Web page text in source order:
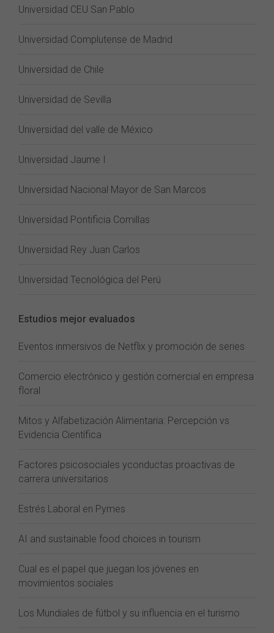
Universidad CEU San Pablo
Universidad Complutense de Madrid
Universidad de Chile
Universidad de Sevilla
Universidad del valle de México
Universidad Jaume I
Universidad Nacional Mayor de San Marcos
Universidad Pontificia Comillas
Universidad Rey Juan Carlos
Universidad Tecnológica del Perú
Estudios mejor evaluados
Eventos inmersivos de Netflix y promoción de series
Comercio electrónico y gestión comercial en empresa
floral
Mitos y Alfabetización Alimentaria: Percepción vs
Evidencia Científica
Factores psicosociales yconductas proactivas de
carrera universitarios
Estrés Laboral en Pymes
AI and sustainable food choices in tourism
Cual es el papel que juegan los jóvenes en
movimientos sociales
Los Mundiales de fútbol y su influencia en el turismo